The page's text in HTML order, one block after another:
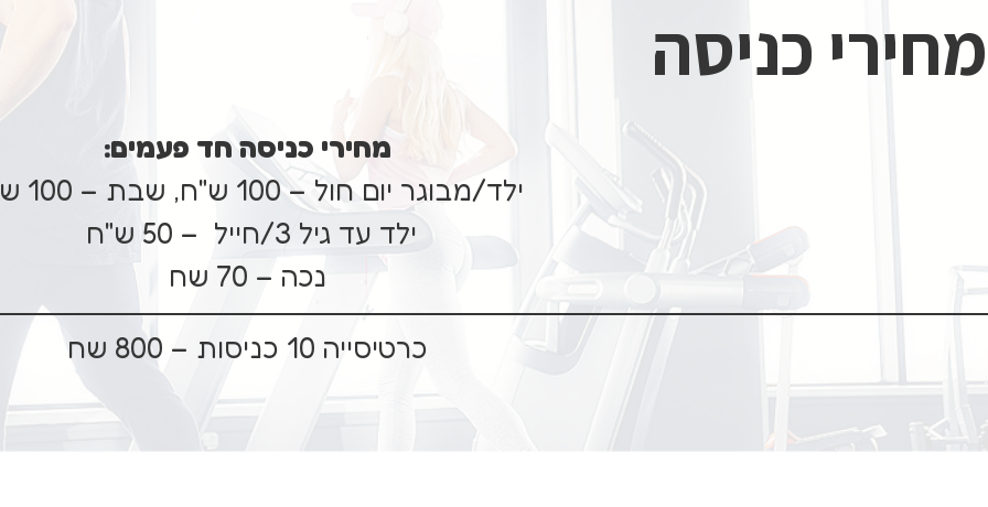
מחירי כניסה
מחירי כניסה חד פעמים:
ילד/מבוגר יום חול – 100 ש"ח, שבת – 100 ש"ח
ילד עד גיל 3/חייל – 50 ש"ח
נכה – 70 שח
כרטיסייה 10 כניסות – 800 שח